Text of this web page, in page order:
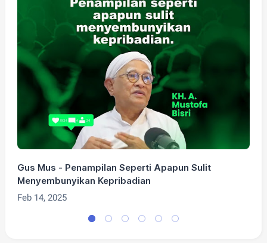
Gus Mus - Penampilan Seperti Apapun Sulit
Menyembunyikan Kepribadian
Feb 14, 2025